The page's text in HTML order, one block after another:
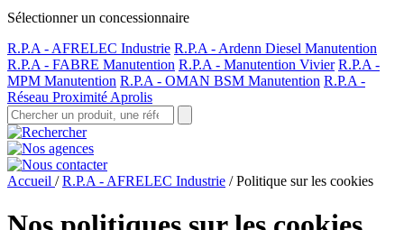
Sélectionner un concessionnaire
R.P.A - AFRELEC Industrie R.P.A - Ardenn Diesel Manutention
R.P.A - FABRE Manutention R.P.A - Manutention Vivier R.P.A -
MPM Manutention R.P.A - OMAN BSM Manutention R.P.A -
Réseau Proximité Aprolis
Accueil /R.P.A - AFRELEC Industrie /Politique sur les cookies